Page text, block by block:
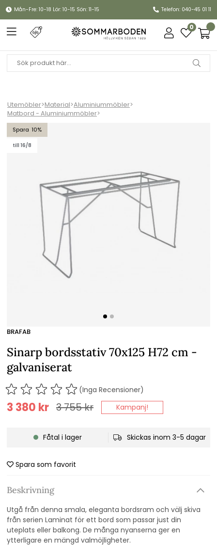
Mån-Fre: 10-18 Lör: 10-15 Sön: 11-15 Telefon: 040-45 01 11
0
Utemöbler>Material>Aluminiummöbler>
Matbord - Aluminiummöbler>
10
till 16/8
Sinarp bordsstativ 70x125 H72 cm - galvaniserat
BRAFAB
Sinarp bordsstativ 70x125 H72 cm -
galvaniserat
(Inga Recensioner)
3 755kr
3 380 kr Kampanj!
Fåtal i lager Skickas inom 3-5 dagar
Spara som favorit
Beskrivning
Utgå från denna smala, eleganta bordsram och välj skiva
från serien Laminat för ett bord som passar just din
uteplats eller balkong. De många nyanserna ger en
ytterligare en mängd valmöjligheter.